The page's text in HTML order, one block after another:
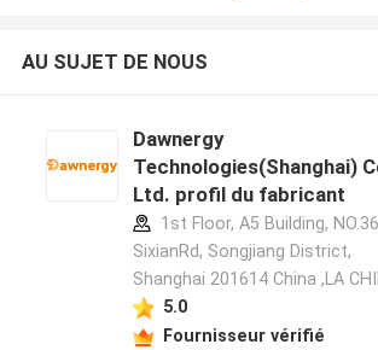
AU SUJET DE NOUS
Dawnergy
Technologies(Shanghai)
Ltd. profil du fabricant
1st Floor, A5 Building,
SixianRd, Songjiang District,
Shanghai 201614 China ,LA
5.0
Fournisseur vérifié